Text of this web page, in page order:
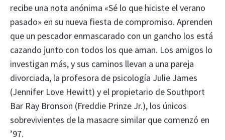
recibe una nota anónima «Sé lo que hiciste el verano
pasado» en su nueva fiesta de compromiso. Aprenden
que un pescador enmascarado con un gancho los está
cazando junto con todos los que aman. Los amigos lo
investigan más, y sus caminos llevan a una pareja
divorciada, la profesora de psicología Julie James
(Jennifer Love Hewitt) y el propietario de Southport
Bar Ray Bronson (Freddie Prinze Jr.), los únicos
sobrevivientes de la masacre similar que comenzó en
’97.